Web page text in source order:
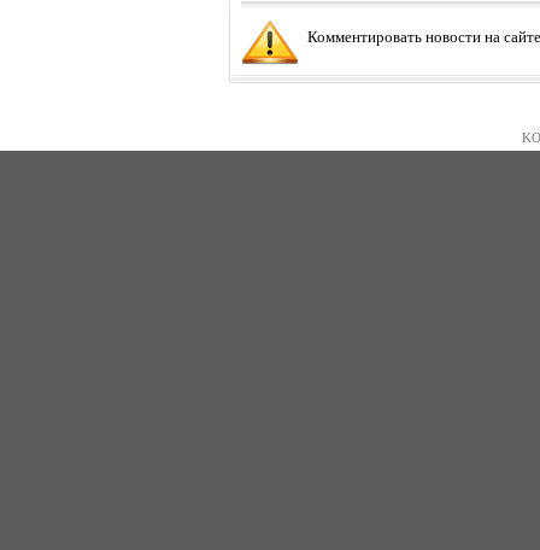
Комментировать новости на